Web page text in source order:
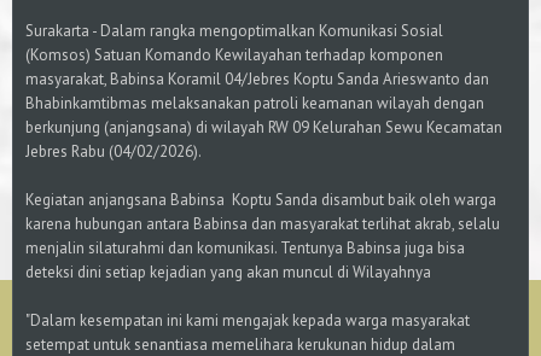
Surakarta - Dalam rangka mengoptimalkan Komunikasi Sosial
(Komsos) Satuan Komando Kewilayahan terhadap komponen
masyarakat, Babinsa Koramil 04/Jebres Koptu Sanda Arieswanto dan
Bhabinkamtibmas melaksanakan patroli keamanan wilayah dengan
berkunjung (anjangsana) di wilayah RW 09 Kelurahan Sewu Kecamatan
Jebres Rabu (04/02/2026).
Kegiatan anjangsana Babinsa Koptu Sanda disambut baik oleh warga
karena hubungan antara Babinsa dan masyarakat terlihat akrab, selalu
menjalin silaturahmi dan komunikasi. Tentunya Babinsa juga bisa
deteksi dini setiap kejadian yang akan muncul di Wilayahnya
"Dalam kesempatan ini kami mengajak kepada warga masyarakat
setempat untuk senantiasa memelihara kerukunan hidup dalam